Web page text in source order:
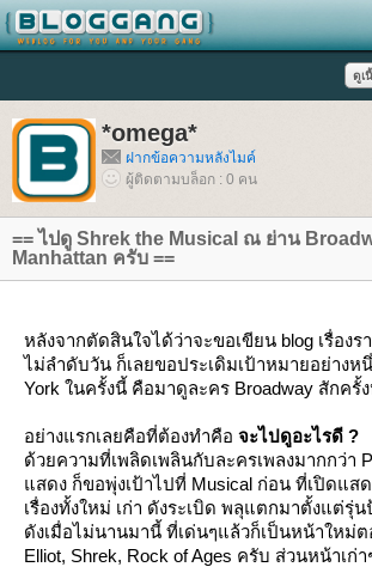
*omega*
ฝากข้อความหลังไมค์
ผู้ติดตามบล็อก : 0 คน
== ไปดู Shrek the Musical ณ ย่าน
Manhattan ครับ ==
หลังจากตัดสินใจได้ว่าจะขอเขียน blog เรื่อง
ไม่ลำดับวัน ก็เลยขอประเดิมเป้าหมายอย่างห
York ในครั้งนี้ คือมาดูละคร Broadway สักครั้
อย่างแรกเลยคือที่ต้องทำคือ จะไปดูอะไรดี ?
ด้วยความที่เพลิดเพลินกับละครเพลงมากกว่า
สดง ก็ขอพุ่งเป้าไปที่ Musical ก่อน ที่เปิดแส
เรื่องทั้งใหม่ เก่า ดังระเบิด พลุแตกมาตั้งแต่รุ่น
ดังเมื่อไม่นานมานี้ ที่เด่นๆแล้วก็เป็นหน้าใหม่
Elliot, Shrek, Rock of Ages ครับ ส่วนหน้าเก่